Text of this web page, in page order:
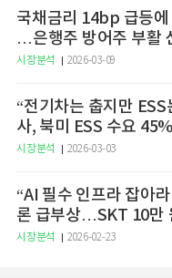
국채금리 14bp 급등
…은행주 방어주 부활
시장분석 2026-03-09
“전기차는 춥지만
사, 북미 ESS 수요
시장분석 2026-03-03
“AI 필수 인프라 잡아
론 급부상…SKT 10만
증권
시장분석 2026-02-23